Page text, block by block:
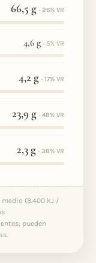
66,5 g · 26% VR
4,6 g · 5% VR
4,2 g · 17% VR
23,9 g · 48% VR
2,3 g · 38% VR
medio (8.400 kJ /
pueden